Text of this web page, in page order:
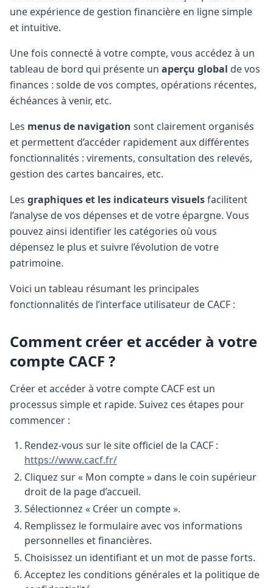
une expérience de gestion financière en ligne simple
et intuitive.
Une fois connecté à votre compte, vous accédez à un
tableau de bord qui présente un aperçu global de vos
finances : solde de vos comptes, opérations récentes,
échéances à venir, etc.
Les menus de navigation sont clairement organisés
et permettent d’accéder rapidement aux différentes
fonctionnalités : virements, consultation des relevés,
gestion des cartes bancaires, etc.
Les graphiques et les indicateurs visuelsfacilitent
l’analyse de vos dépenses et de votre épargne. Vous
pouvez ainsi identifier les catégories où vous
dépensez le plus et suivre l’évolution de votre
patrimoine.
Voici un tableau résumant les principales
fonctionnalités de l’interface utilisateur de CACF :
Comment créer et accéder à votre
compte CACF ?
Créer et accéder à votre compte CACF est un
processus simple et rapide. Suivez ces étapes pour
commencer :
Rendez-vous sur le site officiel de la CACF :
https://www.cacf.fr/
Cliquez sur « Mon compte » dans le coin supérieur
droit de la page d’accueil.
Sélectionnez « Créer un compte ».
Remplissez le formulaire avec vos informations
personnelles et financières.
Choisissez un identifiant et un mot de passe forts.
Acceptez les conditions générales et la politique de